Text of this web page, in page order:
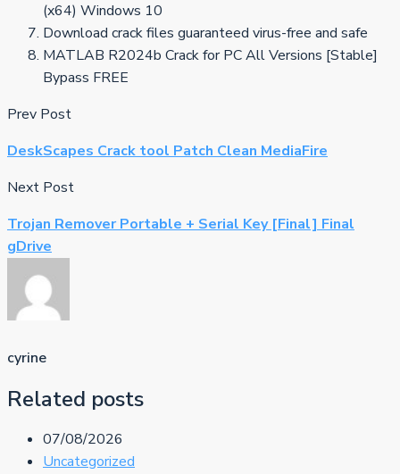
(x64) Windows 10
Download crack files guaranteed virus-free and safe
MATLAB R2024b Crack for PC All Versions [Stable]
Bypass FREE
Prev Post
DeskScapes Crack tool Patch Clean MediaFire
Next Post
Trojan Remover Portable + Serial Key [Final] Final
gDrive
cyrine
Related posts
07/08/2026
Uncategorized